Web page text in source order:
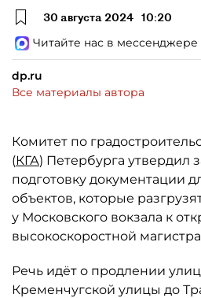
30 августа 2024 10:20
Читайте нас в мессенджере
dp.ru
Все материалы автора
Комитет по
(КГА) Петербурга утвердил
подготовку документации
объектов, которые
у Московского вокзала к
высокоскоростной
Речь идёт о продлении
Кременчугской улицы до